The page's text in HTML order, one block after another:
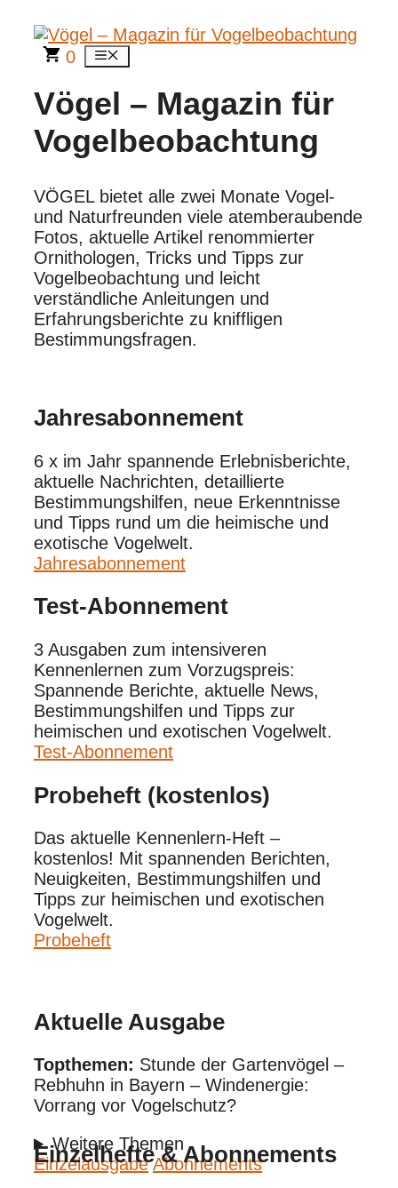
Inhalt
springen
0 Menü
Vögel – Magazin für
Vogelbeobachtung
VÖGEL bietet alle zwei Monate Vogel-
und Naturfreunden viele atemberaubende
Fotos, aktuelle Artikel renommierter
Ornithologen, Tricks und Tipps zur
Vogelbeobachtung und leicht
verständliche Anleitungen und
Erfahrungsberichte zu kniffligen
Bestimmungsfragen.
Jahres­abonnement
6 x im Jahr spannende Erlebnisberichte,
aktuelle Nachrichten, detaillierte
Bestimmungshilfen, neue Erkenntnisse
und Tipps rund um die heimische und
exotische Vogelwelt.
Jahresabonnement
Test-Abonnement
3 Ausgaben zum intensiveren
Kennenlernen zum Vorzugspreis:
Spannende Berichte, aktuelle News,
Bestimmungshilfen und Tipps zur
heimischen und exotischen Vogelwelt.
Test-Abonnement
Probeheft (kostenlos)
Das aktuelle Kennenlern-Heft –
kostenlos! Mit spannenden Berichten,
Neuigkeiten, Bestimmungshilfen und
Tipps zur heimischen und exotischen
Vogelwelt.
Probeheft
Aktuelle Ausgabe
Topthemen: Stunde der Gartenvögel –
Rebhuhn in Bayern – Windenergie:
Vorrang vor Vogelschutz?
Weitere Themen
Einzelausgabe Abonnements
Einzelhefte & Abonnements